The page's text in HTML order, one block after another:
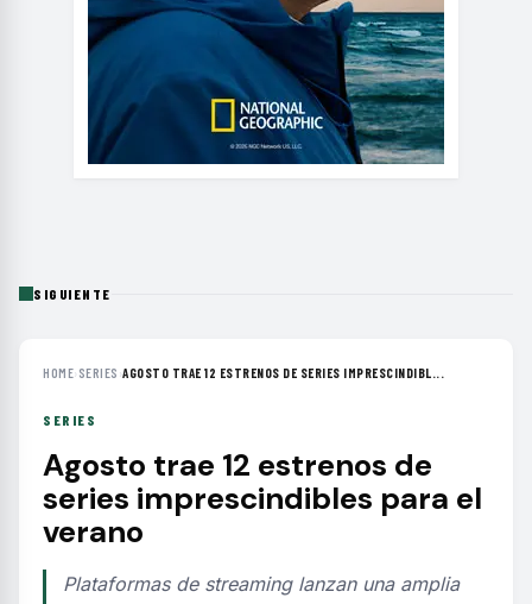
SIGUIENTE
HOME› SERIES ›AGOSTO TRAE 12 ESTRENOS DE SERIES IMPRESCINDIBL...
SERIES
Agosto trae 12 estrenos de
series imprescindibles para el
verano
Plataformas de streaming lanzan una amplia